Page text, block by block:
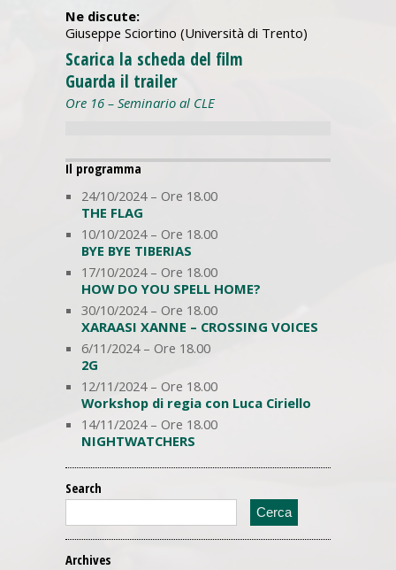
Ne discute:
Giuseppe Sciortino (Università di Trento)
Scarica la scheda del film
Guarda il trailer
Ore 16 – Seminario al CLE
Il programma
24/10/2024 – Ore 18.00
THE FLAG
10/10/2024 – Ore 18.00
BYE BYE TIBERIAS
17/10/2024 – Ore 18.00
HOW DO YOU SPELL HOME?
30/10/2024 – Ore 18.00
XARAASI XANNE – CROSSING VOICES
6/11/2024 – Ore 18.00
2G
12/11/2024 – Ore 18.00
Workshop di regia con Luca Ciriello
14/11/2024 – Ore 18.00
NIGHTWATCHERS
Search
Archives